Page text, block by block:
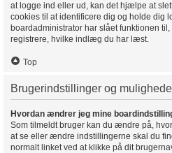
at logge ind eller ud, kan det hjælpe at
cookies til at identificere dig og holde dig
boardadministrator har slået funktionen
registrere, hvilke indlæg du har læst.
Top
Brugerindstillinger og
Hvordan ændrer jeg mine
Som tilmeldt bruger kan du ændre på,
at se eller ændre indstillingerne skal du
normalt linket ved at klikke på dit